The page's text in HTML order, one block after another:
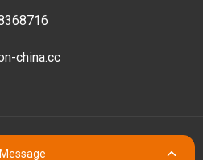
china.cc